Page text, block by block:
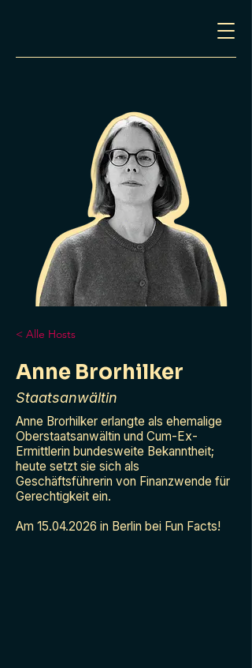
< Alle Hosts
Anne Brorhilker
Staatsanwältin
Anne Brorhilker erlangte als ehemalige
Oberstaatsanwältin und Cum-Ex-
Ermittlerin bundesweite Bekanntheit;
heute setzt sie sich als
Geschäftsführerin von Finanzwende für
Gerechtigkeit ein.
Am 15.04.2026 in Berlin bei Fun Facts!